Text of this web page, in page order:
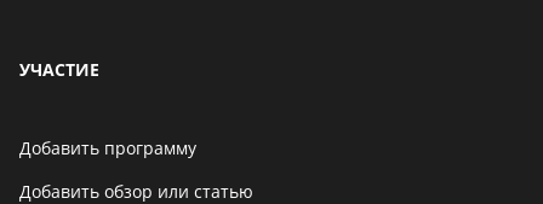
УЧАСТИЕ
Добавить программу
Добавить обзор или статью